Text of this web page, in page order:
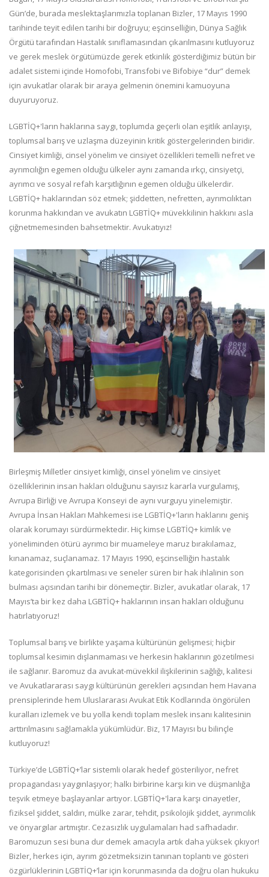
Gün’de, burada meslektaşlarımızla toplanan Bizler, 17 Mayıs 1990
tarihinde teyit edilen tarihi bir doğruyu; eşcinselliğin, Dünya Sağlık
Örgütü tarafından Hastalık sınıflamasından çıkarılmasını kutluyoruz
ve gerek meslek örgütümüzde gerek etkinlik gösterdiğimiz bütün bir
adalet sistemi içinde Homofobi, Transfobi ve Bifobiye “dur” demek
için avukatlar olarak bir araya gelmenin önemini kamuoyuna
duyuruyoruz.
LGBTİQ+'ların haklarına saygı, toplumda geçerli olan eşitlik anlayışı,
toplumsal barış ve uzlaşma düzeyinin kritik göstergelerinden biridir.
Cinsiyet kimliği, cinsel yönelim ve cinsiyet özellikleri temelli nefret ve
ayrımcılığın egemen olduğu ülkeler aynı zamanda ırkçı, cinsiyetçi,
ayrımcı ve sosyal refah karşıtlığının egemen olduğu ülkelerdir.
LGBTİQ+ haklarından söz etmek; şiddetten, nefretten, ayrımcılıktan
korunma hakkından ve avukatın LGBTİQ+ müvekkilinin hakkını asla
çiğnetmemesinden bahsetmektir. Avukatıyız!
Birleşmiş Milletler cinsiyet kimliği, cinsel yönelim ve cinsiyet
özelliklerinin insan hakları olduğunu sayısız kararla vurgulamış,
Avrupa Birliği ve Avrupa Konseyi de aynı vurguyu yinelemiştir.
Avrupa İnsan Hakları Mahkemesi ise LGBTİQ+'ların haklarını geniş
olarak korumayı sürdürmektedir. Hiç kimse LGBTİQ+ kimlik ve
yöneliminden ötürü ayrımcı bir muameleye maruz bırakılamaz,
kınanamaz, suçlanamaz. 17 Mayıs 1990, eşcinselliğin hastalık
kategorisinden çıkartılması ve seneler süren bir hak ihlalinin son
bulması açısından tarihi bir dönemeçtir. Bizler, avukatlar olarak, 17
Mayıs’ta bir kez daha LGBTİQ+ haklarının insan hakları olduğunu
hatırlatıyoruz!
Toplumsal barış ve birlikte yaşama kültürünün gelişmesi; hiçbir
toplumsal kesimin dışlanmaması ve herkesin haklarının gözetilmesi
ile sağlanır. Baromuz da avukat-müvekkil ilişkilerinin sağlığı, kalitesi
ve Avukatlararası saygı kültürünün gerekleri açısından hem Havana
prensiplerinde hem Uluslararası Avukat Etik Kodlarında öngörülen
kuralları izlemek ve bu yolla kendi toplam meslek insanı kalitesinin
arttırılmasını sağlamakla yükümlüdür. Biz, 17 Mayısı bu bilinçle
kutluyoruz!
Türkiye’de LGBTİQ+’lar sistemli olarak hedef gösteriliyor, nefret
propagandası yaygınlaşıyor; halkı birbirine karşı kin ve düşmanlığa
teşvik etmeye başlayanlar artıyor. LGBTİQ+'lara karşı cinayetler,
fiziksel şiddet, saldırı, mülke zarar, tehdit, psikolojik şiddet, ayrımcılık
ve önyargılar artmıştır. Cezasızlık uygulamaları had safhadadır.
Baromuzun sesi buna dur demek amacıyla artık daha yüksek çıkıyor!
Bizler, herkes için, ayrım gözetmeksizin tanınan toplantı ve gösteri
özgürlüklerinin LGBTİQ+’lar için korunmasında da doğru olan hukuku